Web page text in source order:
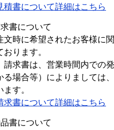
積書について詳細はこちら
書について
文時に希望されたお客様に
おります。
請求書は、営業時間内での
る場合等）によりましては
ます。
求書について詳細はこちら
書について